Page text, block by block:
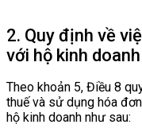
2. Quy định về
với hộ kinh
Theo khoản 5, Điều 8
thuế và sử dụng hóa
hộ kinh doanh như sau: